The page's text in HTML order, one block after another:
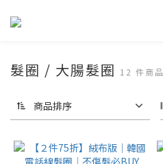
髮圈 / 大腸髮圈 12 件商品
商品排序